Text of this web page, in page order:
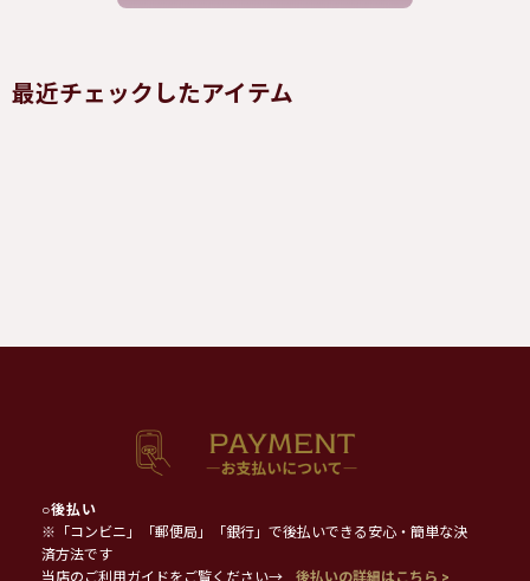
最近チェックしたアイテム
○後払い
※「コンビニ」「郵便局」「銀行」で後払いできる安心・簡単な決
済方法です
当店のご利用ガイドをご覧ください→
後払いの詳細はこちら >